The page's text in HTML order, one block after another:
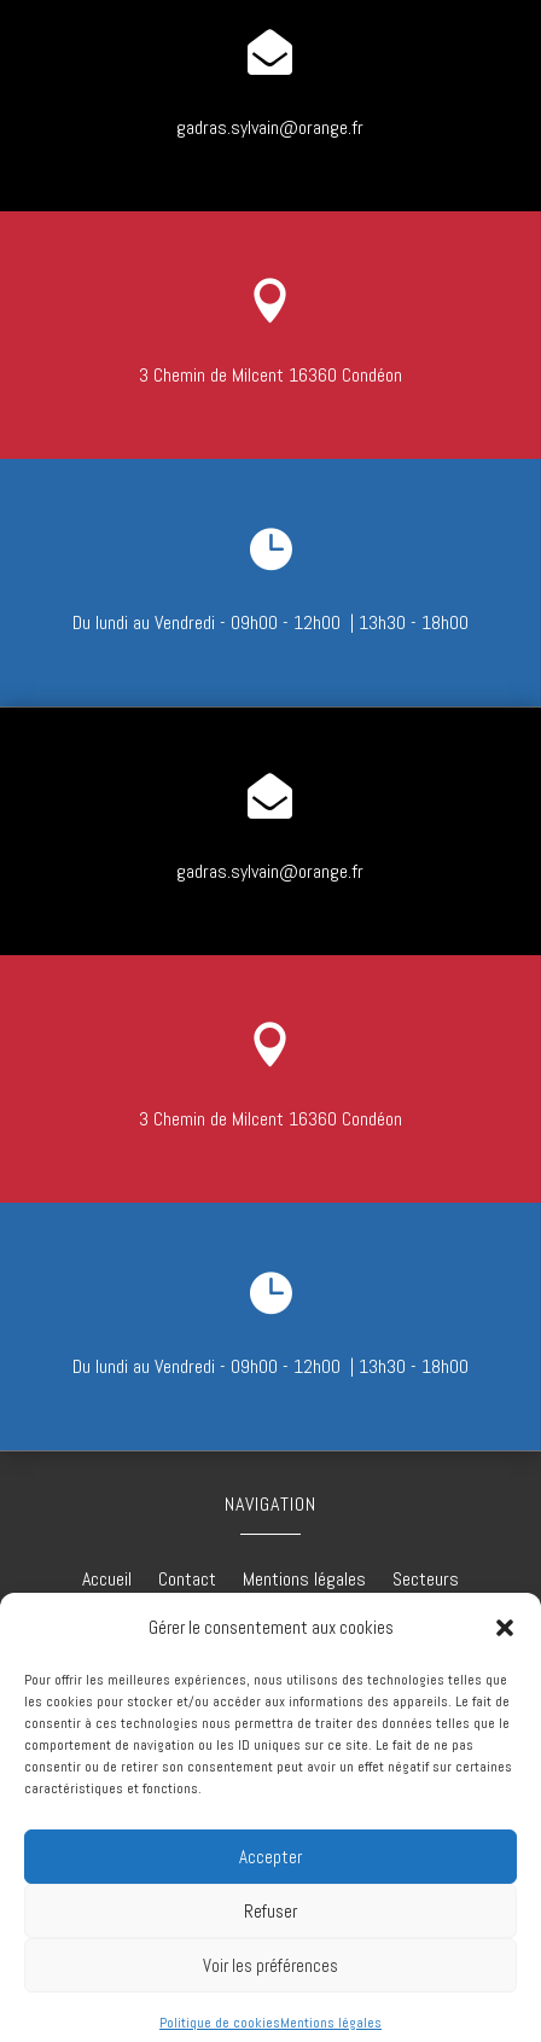
Gérer le consentement aux cookies
Pour offrir les meilleures expériences, nous utilisons des technologies telles que
les cookies pour stocker et/ou accéder aux informations des appareils. Le fait de
consentir à ces technologies nous permettra de traiter des données telles que le
comportement de navigation ou les ID uniques sur ce site. Le fait de ne pas
consentir ou de retirer son consentement peut avoir un effet négatif sur certaines
caractéristiques et fonctions.
Accepter
Refuser
Voir les préférences
Politique de cookiesMentions légales

gadras.sylvain@orange.fr

3 Chemin de Milcent 16360 Condéon

Du lundi au Vendredi - 09h00 - 12h00 | 13h30 - 18h00

gadras.sylvain@orange.fr

3 Chemin de Milcent 16360 Condéon

Du lundi au Vendredi - 09h00 - 12h00 | 13h30 - 18h00
NAVIGATION
Accueil Contact Mentions légales
Secteurs
RÉALISATION
Charpentier à Barbezieux-Saint-Hilaire
Charpentier à Châteauneuf-sur-Charente
©Entreprise Gadras Sylvain - 2026 - Tous droits réservés